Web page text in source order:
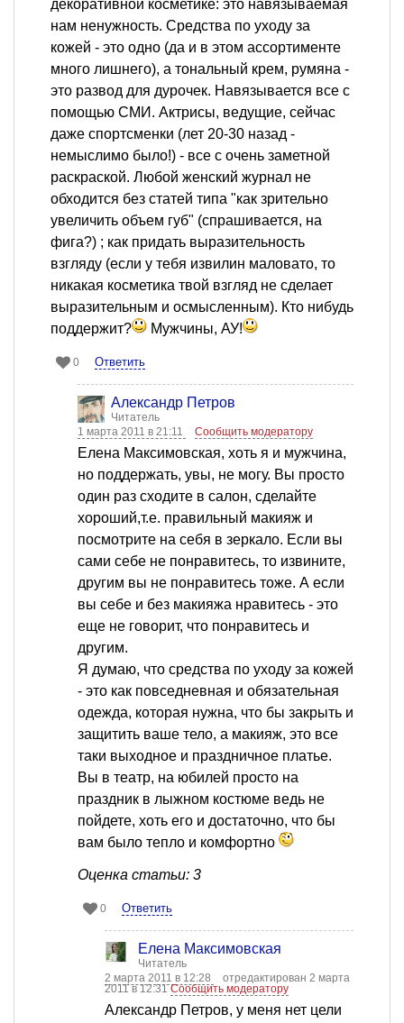
декоративной косметике: это навязываемая
нам ненужность. Средства по уходу за
кожей - это одно (да и в этом ассортименте
много лишнего), а тональный крем, румяна -
это развод для дурочек. Навязывается все с
помощью СМИ. Актрисы, ведущие, сейчас
даже спортсменки (лет 20-30 назад -
немыслимо было!) - все с очень заметной
раскраской. Любой женский журнал не
обходится без статей типа "как зрительно
увеличить объем губ" (спрашивается, на
фига?) ; как придать выразительность
взгляду (если у тебя извилин маловато, то
никакая косметика твой взгляд не сделает
выразительным и осмысленным). Кто нибудь
поддержит?
Мужчины, АУ!
0 Ответить
Александр Петров
Читатель
1 марта 2011 в 21:11
Сообщить модератору
Елена Максимовская, хоть я и мужчина,
но поддержать, увы, не могу. Вы просто
один раз сходите в салон, сделайте
хороший,т.е. правильный макияж и
посмотрите на себя в зеркало. Если вы
сами себе не понравитесь, то извините,
другим вы не понравитесь тоже. А если
вы себе и без макияжа нравитесь - это
еще не говорит, что понравитесь и
другим.
Я думаю, что средства по уходу за кожей
- это как повседневная и обязательная
одежда, которая нужна, что бы закрыть и
защитить ваше тело, а макияж, это все
таки выходное и праздничное платье.
Вы в театр, на юбилей просто на
праздник в лыжном костюме ведь не
пойдете, хоть его и достаточно, что бы
вам было тепло и комфортно
Оценка статьи: 3
0 Ответить
Елена Максимовская
Читатель
2 марта 2011 в 12:28
отредактирован 2 марта
2011 в 12:31Сообщить модератору
Александр Петров, у меня нет цели